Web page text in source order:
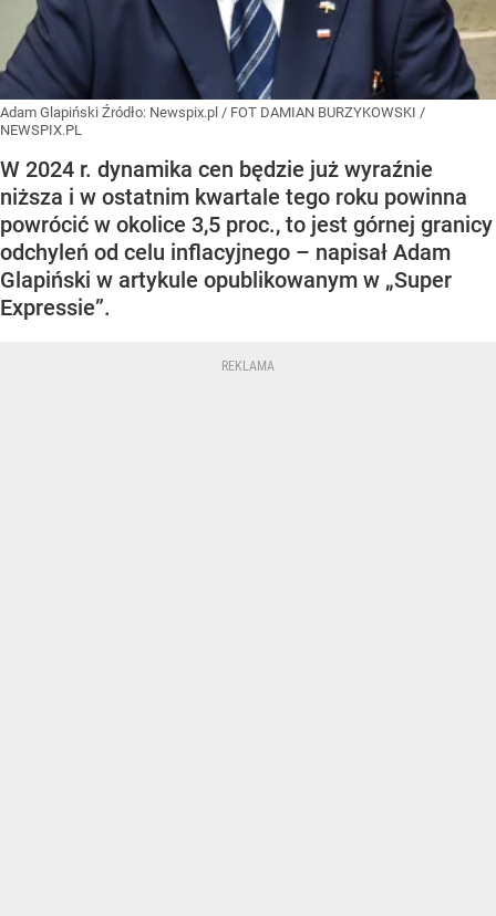
Adam Glapiński Źródło: Newspix.pl / FOT DAMIAN BURZYKOWSKI /
NEWSPIX.PL
W 2024 r. dynamika cen będzie już wyraźnie
niższa i w ostatnim kwartale tego roku powinna
powrócić w okolice 3,5 proc., to jest górnej granicy
odchyleń od celu inflacyjnego – napisał Adam
Glapiński w artykule opublikowanym w „Super
Expressie”.